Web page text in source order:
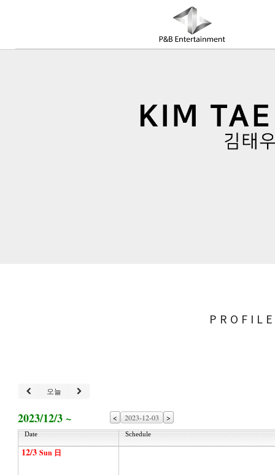
COMPANY
PROFILE
오늘
2023/12/3 ~ < >
Date Schedule
12/3 Sun 日